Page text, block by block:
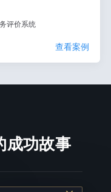
评价系统
查看案例
成功故事